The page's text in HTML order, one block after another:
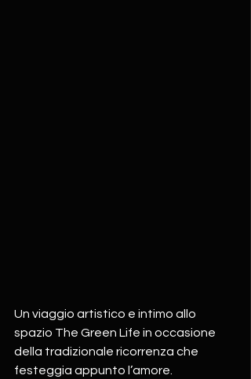
Un viaggio artistico e intimo allo
spazio The Green Life in occasione
della tradizionale ricorrenza che
festeggia appunto l’amore.